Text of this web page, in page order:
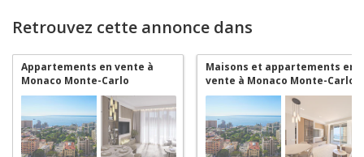
Retrouvez cette annonce dans
Appartements en vente à
Monaco Monte-Carlo
Maisons et appartements en
vente à Monaco Monte-Carlo